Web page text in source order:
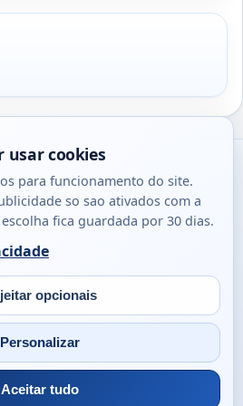
Campos
Email
usar cookies
para funcionamento do site.
so sao ativados com a
fica guardada por 30 dias.
opcionais
Personalizar
Aceitar tudo